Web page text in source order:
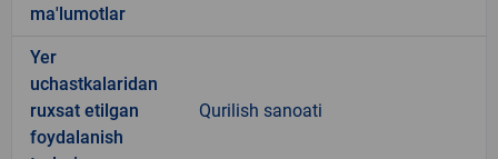
ma'lumotlar
Yer
uchastkalaridan
ruxsat etilgan
foydalanish
Qurilish sanoati